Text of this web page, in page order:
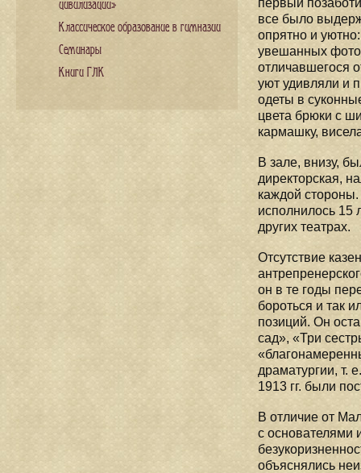
первый
все было
опрятно и
увешанных
отличавшегося
уют удивляли и
одеты в
цвета брюки с
кармашку,
В зале, внизу,
директорская,
каждой
исполнилось 15
других театрах.
Отсутствие
он в те годы
бороться и так
позиций. Он
сад», «Три
драматургии, т.
1913 гг. были
В отличие от
с основателями
объяснялись
цивилизации»
Классическое образование в гимназии
Семинары
Книги ГЛК